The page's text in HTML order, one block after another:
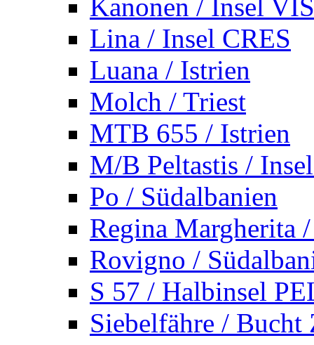
Kanonen / Insel VIS
Lina / Insel CRES
Luana / Istrien
Molch / Triest
MTB 655 / Istrien
M/B Peltastis /
Po / Südalbanien
Regina Margherita
Rovigno /
S 57 / Halbinsel
Siebelfähre / Bucht